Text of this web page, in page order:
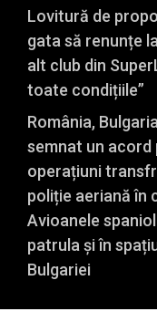
Lovitură de
gata să renunțe
alt club din
toate condițiile”
România,
semnat un acord
operațiuni
poliție aeriană în
Avioanele
patrula și în
Bulgariei